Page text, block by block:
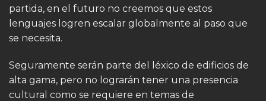
partida, en el futuro no creemos que estos
lenguajes logren escalar globalmente al paso que
se necesita.
Seguramente serán parte del léxico de edificios de
alta gama, pero no lograrán tener una presencia
cultural como se requiere en temas de